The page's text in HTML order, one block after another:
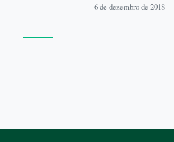
6 de dezembro de 2018